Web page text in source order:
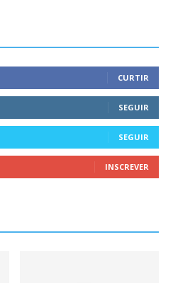
CURTIR
SEGUIR
SEGUIR
INSCREVER